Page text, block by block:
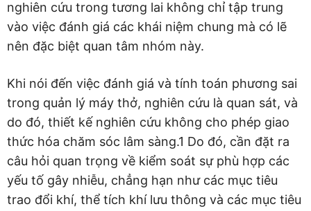
nghiên cứu trong tương lai không chỉ tập trung
vào việc đánh giá các khái niệm chung mà có lẽ
nên đặc biệt quan tâm nhóm này.
Khi nói đến việc đánh giá và tính toán phương sai
trong quản lý máy thở, nghiên cứu là quan sát, và
do đó, thiết kế nghiên cứu không cho phép giao
thức hóa chăm sóc lâm sàng.1 Do đó, cần đặt ra
câu hỏi quan trọng về kiểm soát sự phù hợp các
yếu tố gây nhiễu, chẳng hạn như các mục tiêu
trao đổi khí, thể tích khí lưu thông và các mục tiêu